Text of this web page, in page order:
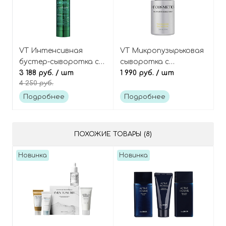
VT Интенсивная
бустер-сыворотка с
микроиглами
(спикулами) и
центеллой, Cosmetics
3 188 руб. / шт
4 250 руб.
Подробнее
VT Микропузырьковая
сыворотка с
ниацинамидом и
Cosmetics Niacinamide
1 990 руб. / шт
Подробнее
ПОХОЖИЕ ТОВАРЫ (8)
Новинка Новинка